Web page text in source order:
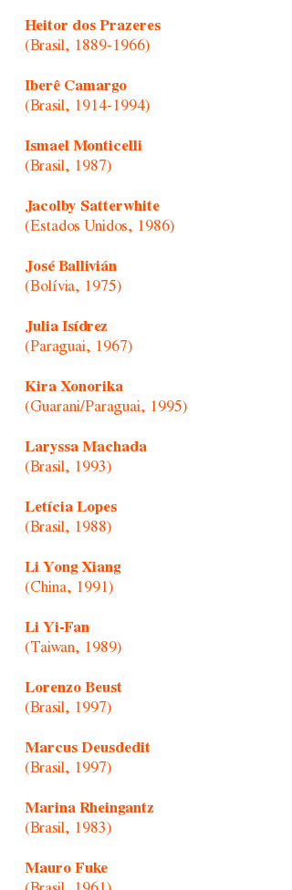
Heitor dos Prazeres
(Brasil, 1889-1966)
Iberê Camargo
(Brasil, 1914-1994)
Ismael Monticelli
(Brasil, 1987)
Jacolby Satterwhite
(Estados Unidos, 1986)
José Ballivián
(Bolívia, 1975)
Julia Isídrez
(Paraguai, 1967)
Kira Xonorika
(Guarani/Paraguai, 1995)
Laryssa Machada
(Brasil, 1993)
Letícia Lopes
(Brasil, 1988)
Li Yong Xiang
(China, 1991)
Li Yi-Fan
(Taiwan, 1989)
Lorenzo Beust
(Brasil, 1997)
Marcus Deusdedit
(Brasil, 1997)
Marina Rheingantz
(Brasil, 1983)
Mauro Fuke